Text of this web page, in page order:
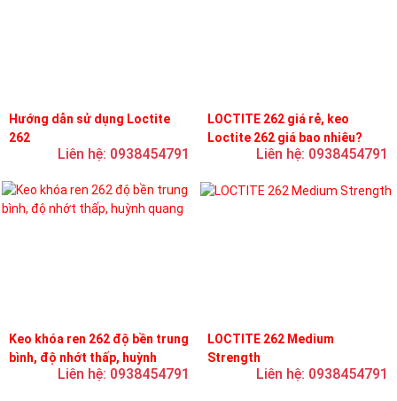
Hướng dẫn sử dụng Loctite
262
Liên hệ: 0938454791
LOCTITE 262 giá rẻ, keo
Loctite 262 giá bao nhiêu?
Liên hệ: 0938454791
Keo khóa ren 262 độ bền trung
bình, độ nhớt thấp, huỳnh
Liên hệ: 0938454791
LOCTITE 262 Medium
Strength
Liên hệ: 0938454791